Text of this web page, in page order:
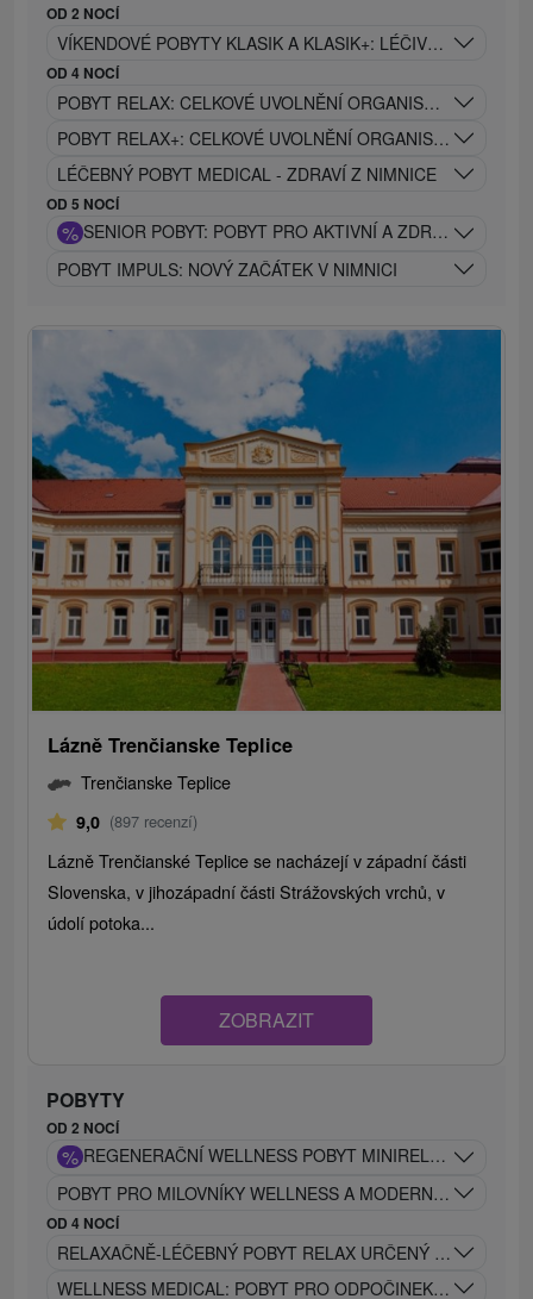
OD 2 NOCÍ
VÍKENDOVÉ POBYTY KLASIK A KLASIK+: LÉČIVÁ SÍLA
OD 4 NOCÍ
POBYT RELAX: CELKOVÉ UVOLNĚNÍ ORGANISMU A
POBYT RELAX+: CELKOVÉ UVOLNĚNÍ ORGANISMU S
LÉČEBNÝ POBYT MEDICAL - ZDRAVÍ Z NIMNICE
OD 5 NOCÍ
% SENIOR POBYT: POBYT PRO AKTIVNÍ A ZDRAVÝ VĚK
POBYT IMPULS: NOVÝ ZAČÁTEK V NIMNICI
Lázně Trenčianske Teplice
Trenčianske Teplice
9,0 (897 recenzí)
Lázně Trenčianské Teplice se nacházejí v západní části
Slovenska, v jihozápadní části Strážovských vrchů, v
údolí potoka...
ZOBRAZIT
POBYTY
OD 2 NOCÍ
% REGENERAČNÍ WELLNESS POBYT MINIRELAX:
POBYT PRO MILOVNÍKY WELLNESS A MODERNÍHO
OD 4 NOCÍ
RELAXAČNĚ-LÉČEBNÝ POBYT RELAX URČENÝ NA
WELLNESS MEDICAL: POBYT PRO ODPOČINEK A